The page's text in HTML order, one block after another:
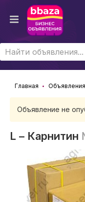
Главная
Объявление не
L – Карнитин